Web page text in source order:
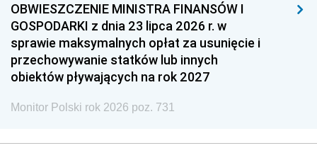
OBWIESZCZENIE MINISTRA FINANSÓW I
GOSPODARKI z dnia 23 lipca 2026 r. w
sprawie maksymalnych opłat za usunięcie i
przechowywanie statków lub innych
obiektów pływających na rok 2027
Monitor Polski rok 2026 poz. 731